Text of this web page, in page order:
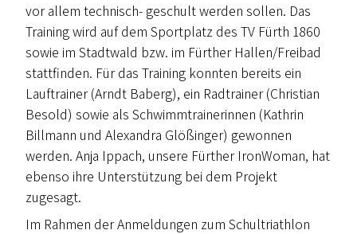
vor allem technisch- geschult werden sollen. Das
Training wird auf dem Sportplatz des TV Fürth 1860
sowie im Stadtwald bzw. im Fürther Hallen/Freibad
stattfinden. Für das Training konnten bereits ein
Lauftrainer (Arndt Baberg), ein Radtrainer (Christian
Besold) sowie als Schwimmtrainerinnen (Kathrin
Billmann und Alexandra Glößinger) gewonnen
werden. Anja Ippach, unsere Fürther IronWoman, hat
ebenso ihre Unterstützung bei dem Projekt
zugesagt.
Im Rahmen der Anmeldungen zum Schultriathlon